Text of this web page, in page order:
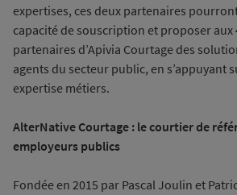
expertises, ces deux partenaires
capacité de souscription et proposer aux
partenaires d’Apivia Courtage des
agents du secteur public, en s’appuyant
expertise métiers.
AlterNative Courtage : le courtier de
employeurs publics
Fondée en 2015 par Pascal Joulin et